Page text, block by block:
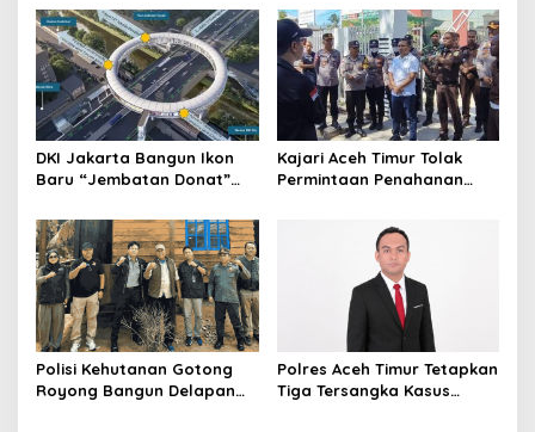
Pengadilan Negeri Idi
DKI Jakarta Bangun Ikon
Baru “Jembatan Donat”
Kajari Aceh Timur Tolak
Permintaan Penahanan
Pengeroyokan Anak, Massa
Ancam Gelar Aksi Lanjutan
Polisi Kehutanan Gotong
Royong Bangun Delapan
Polres Aceh Timur Tetapkan
Tiga Tersangka Kasus